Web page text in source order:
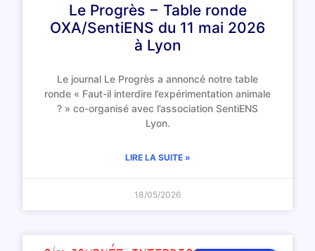
Le Progrès − Table ronde
OXA/SentiENS du 11 mai 2026
à Lyon
Le journal Le Progrès a annoncé notre table
ronde « Faut-il interdire l’expérimentation animale
? » co-organisé avec l’association SentiENS
Lyon.
LIRE LA SUITE »
18/05/2026